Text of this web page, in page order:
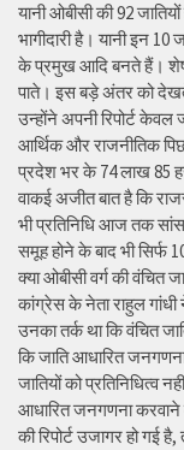
यानी ओबीसी की 92
भागीदारी है। यानी इन 10
के प्रमुख आदि बनते हैं। शेष
पाते। इस बड़े अंतर को देखते
उन्होंने अपनी रिपोर्ट
आर्थिक और राजनीतिक
प्रदेश भर के 74 लाख 85
वाकई अजीत बात है कि
भी प्रतिनिधि आज तक
समूह होने के बाद भी सिर्फ
क्या ओबीसी वर्ग की वंचित
कांग्रेस के नेता राहुल
उनका तर्क था कि वंचित
कि जाति आधारित
जातियों को प्रतिनिधित्व
आधारित जनगणना करवाने
की रिपोर्ट उजागर हो गई